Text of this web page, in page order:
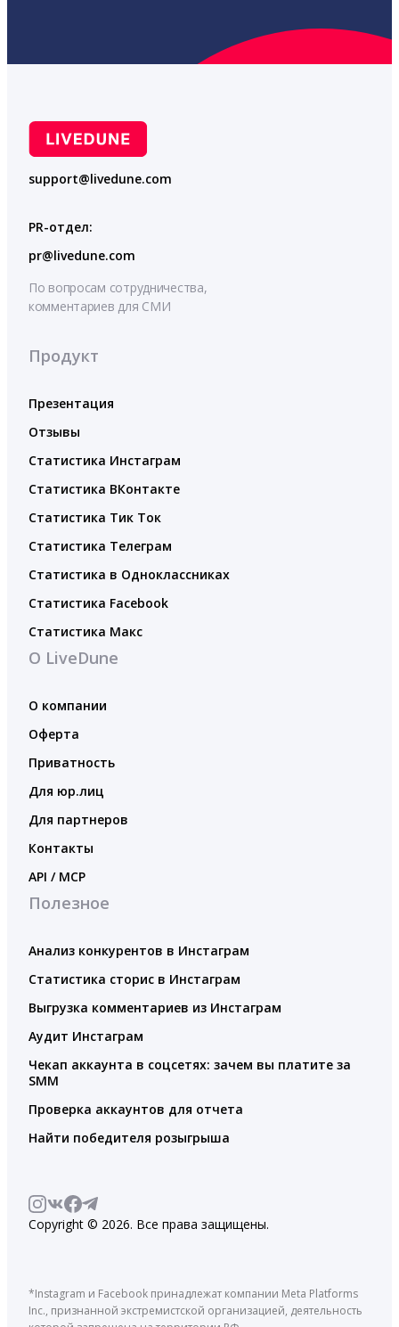
support@livedune.com
PR-отдел:
pr@livedune.com
По вопросам сотрудничества,
комментариев для СМИ
Продукт
Презентация
Отзывы
Статистика Инстаграм
Статистика ВКонтакте
Статистика Тик Ток
Статистика Телеграм
Статистика в Одноклассниках
Статистика Facebook
Статистика Макс
О LiveDune
О компании
Оферта
Приватность
Для юр.лиц
Для партнеров
Контакты
API / MCP
Полезное
Анализ конкурентов в Инстаграм
Статистика сторис в Инстаграм
Выгрузка комментариев из Инстаграм
Аудит Инстаграм
Чекап аккаунта в соцсетях: зачем вы платите за
SMM
Проверка аккаунтов для отчета
Найти победителя розыгрыша
Copyright © 2026. Все права защищены.
*Instagram и Facebook принадлежат компании Meta Platforms
Inc., признанной экстремистской организацией, деятельность